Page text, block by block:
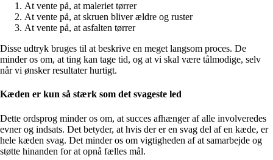
At vente på, at maleriet tørrer
At vente på, at skruen bliver ældre og ruster
At vente på, at asfalten tørrer
Disse udtryk bruges til at beskrive en meget langsom proces. De
minder os om, at ting kan tage tid, og at vi skal være tålmodige, selv
når vi ønsker resultater hurtigt.
Kæden er kun så stærk som det svageste led
Dette ordsprog minder os om, at succes afhænger af alle involveredes
evner og indsats. Det betyder, at hvis der er en svag del af en kæde, er
hele kæden svag. Det minder os om vigtigheden af at samarbejde og
støtte hinanden for at opnå fælles mål.